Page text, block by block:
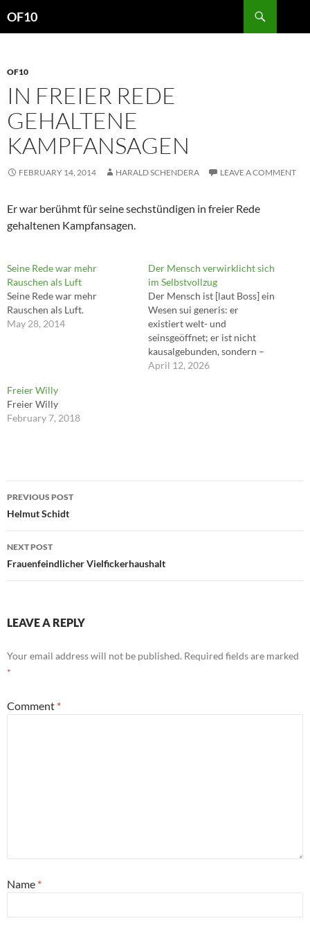
OF10
OF10
IN FREIER REDE
GEHALTENE
KAMPFANSAGEN
FEBRUARY 14, 2014 HARALD SCHENDERA LEAVE A COMMENT
Er war berühmt für seine sechstündigen in freier Rede
gehaltenen Kampfansagen.
Seine Rede war mehr
Rauschen als Luft
Seine Rede war mehr
Rauschen als Luft.
May 28, 2014
Der Mensch verwirklicht sich
im Selbstvollzug
Der Mensch ist [laut Boss] ein
Wesen sui generis: er
existiert welt- und
seinsgeöffnet; er ist nicht
kausalgebunden, sondern –
mit Maßen – frei; er
April 12, 2026
Freier Willy
Freier Willy
February 7, 2018
Post
navigation
PREVIOUS POST
Helmut Schidt
NEXT POST
Frauenfeindlicher Vielfickerhaushalt
LEAVE A REPLY
Your email address will not be published. Required fields are marked
*
Comment *
Name *